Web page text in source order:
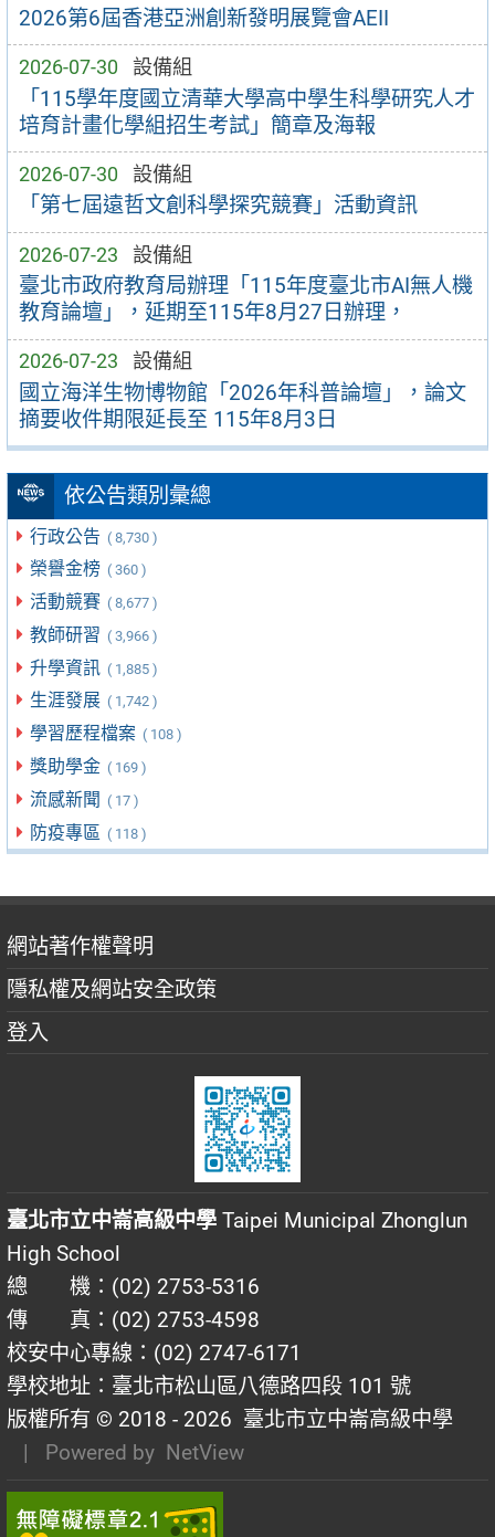
2026第6屆香港亞洲創新發明展覽會AEII
2026-07-30 設備組
「115學年度國立清華大學高中學生科學研究人才
培育計畫化學組招生考試」簡章及海報
2026-07-30 設備組
「第七屆遠哲文創科學探究競賽」活動資訊
2026-07-23 設備組
臺北市政府教育局辦理「115年度臺北市AI無人機
教育論壇」，延期至115年8月27日辦理，
2026-07-23 設備組
國立海洋生物博物館「2026年科普論壇」，論文
摘要收件期限延長至 115年8月3日
依公告類別彙總
行政公告 ( 8,730 )
榮譽金榜 ( 360 )
活動競賽 ( 8,677 )
教師研習 ( 3,966 )
升學資訊 ( 1,885 )
生涯發展 ( 1,742 )
學習歷程檔案 ( 108 )
獎助學金 ( 169 )
流感新聞 ( 17 )
防疫專區 ( 118 )
網站著作權聲明
隱私權及網站安全政策
登入
臺北市立中崙高級中學 Taipei Municipal Zhonglun
High School
總 機：(02) 2753-5316
傳 真：(02) 2753-4598
校安中心專線：(02) 2747-6171
學校地址：臺北市松山區八德路四段 101 號
版權所有 © 2018 - 2026 臺北市立中崙高級中學
| Powered by NetView